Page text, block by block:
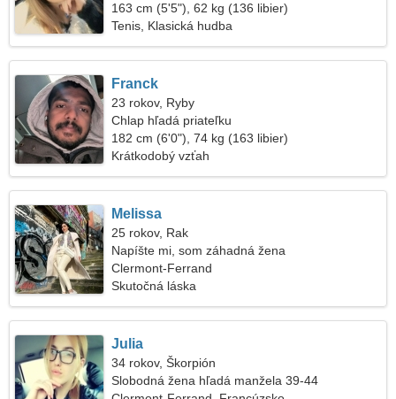
163 cm (5'5"), 62 kg (136 libier)
Tenis, Klasická hudba
Franck
23 rokov, Ryby
Chlap hľadá priateľku
182 cm (6'0"), 74 kg (163 libier)
Krátkodobý vzťah
Melissa
25 rokov, Rak
Napíšte mi, som záhadná žena
Clermont-Ferrand
Skutočná láska
Julia
34 rokov, Škorpión
Slobodná žena hľadá manžela 39-44